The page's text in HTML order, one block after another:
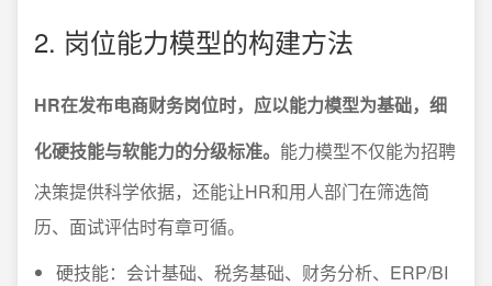
2. 岗位能力模型的构建方法
HR在发布电商财务岗位时，应以能力模型为基础，细
化硬技能与软能力的分级标准。 能力模型不仅能为招聘
决策提供科学依据，还能让HR和用人部门在筛选简
历、面试评估时有章可循。
硬技能：会计基础、税务基础、财务分析、ERP/BI